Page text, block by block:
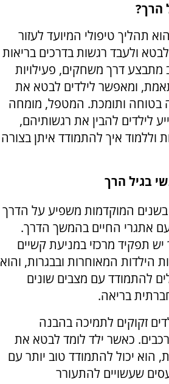
הרך?
תהליך טיפולי המיועד לעזור
לבטא ולעבד רגשות בדרכים בריאות
מתבצע דרך משחקים, פעילויות
ומאפשר לילדים לבטא את
בטוחה ותומכת. המטפל, מומחה
לילדים להבין את רגשותיהם,
וללמוד איך להתמודד איתן בצורה
בגיל הרך
המוקדמות משפיע על הדרך
אתגרי החיים בהמשך הדרך.
יש תפקיד מרכזי במניעת קשיים
הילדות המאוחרות ובבגרות, והוא
להתמודד עם מצבים שונים
בריאה.
זקוקים לתמיכה בהבנה
כאשר ילד לומד לבטא את
הוא יכול להתמודד טוב יותר עם
שעשויים להתעורר